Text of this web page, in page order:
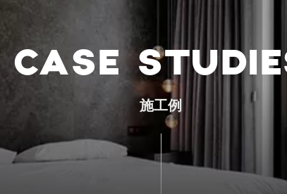
CASE
施工例